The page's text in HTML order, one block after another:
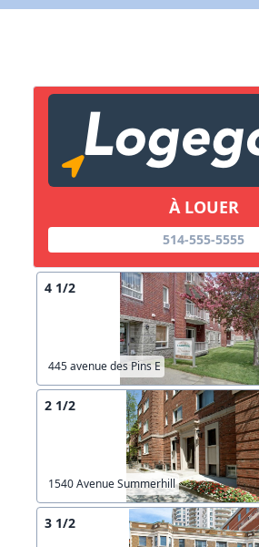
À LOUER
514-555-5555
4 1/2
445 avenue des Pins E
2 1/2
1540 Avenue Summerhill
3 1/2
Lien vers inscription (sera
Copier lien
X Fermer